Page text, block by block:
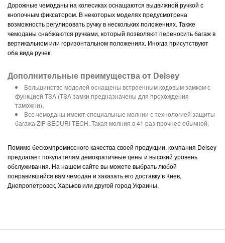
Дорожные чемоданы на колесиках оснащаются выдвижной ручкой с
кнопочным фиксатором. В некоторых моделях предусмотрена
возможность регулировать ручку в нескольких положениях. Также
чемоданы снабжаются ручками, который позволяют переносить багаж в
вертикальном или горизонтальном положениях. Иногда присутствуют
оба вида ручек.
Дополнительные преимущества от Delsey
Большинство моделей оснащены встроенным кодовым замком с
функцией TSA (TSA замки предназначены для прохождения
таможни).
Все чемоданы имеют специальные молнии с технологией защиты
багажа ZIP SECURI TECH. Такая молния в 41 раз прочнее обычной.
Помимо бескомпромиссного качества своей продукции, компания Delsey
предлагает покупателям демократичные цены и высокий уровень
обслуживания. На нашем сайте вы можете выбрать любой
понравившийся вам чемодан и заказать его доставку в Киев,
Днепропетровск, Харьков или другой город Украины.